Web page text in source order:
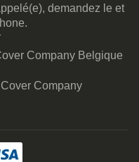
demandez le et
Company Belgique
Company